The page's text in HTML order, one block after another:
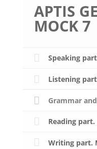
APTIS
MOCK 7
Speaking
Listening
Grammar
Reading
Writing part.